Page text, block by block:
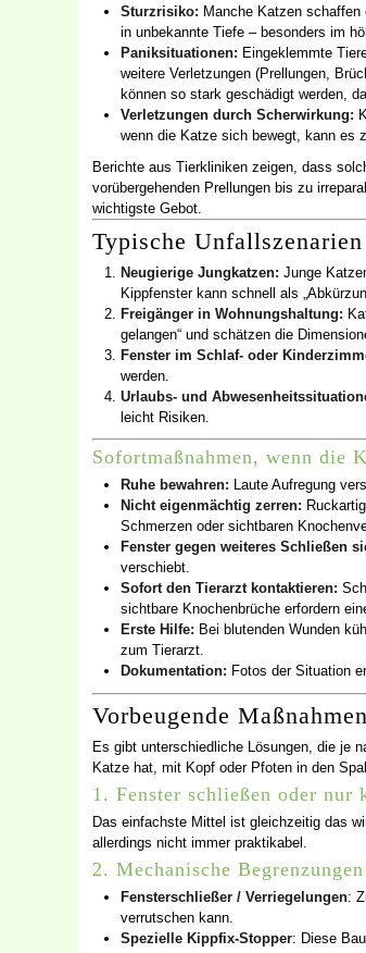
Sturzrisiko: Manche Katzen
in unbekannte Tiefe – besonders im
Paniksituationen: Eingeklemmte
weitere Verletzungen (Prellungen,
können so stark geschädigt werden,
Verletzungen durch Scherwirkung:
wenn die Katze sich bewegt, kann es
Berichte aus Tierkliniken zeigen, dass
vorübergehenden Prellungen bis zu
wichtigste Gebot.
Typische Unfallszenarien
Neugierige Jungkatzen: Junge
Kippfenster kann schnell als
Freigänger in Wohnungshaltung:
gelangen“ und schätzen die
Fenster im Schlaf- oder
werden.
Urlaubs- und
leicht Risiken.
Sofortmaßnahmen, wenn die
Ruhe bewahren: Laute Aufregung
Nicht eigenmächtig zerren:
Schmerzen oder sichtbaren
Fenster gegen weiteres Schließen
verschiebt.
Sofort den Tierarzt kontaktieren:
sichtbare Knochenbrüche erfordern
Erste Hilfe: Bei blutenden Wunden
zum Tierarzt.
Dokumentation: Fotos der Situation
Vorbeugende
Es gibt unterschiedliche Lösungen, die je
Katze hat, mit Kopf oder Pfoten in den
1. Fenster schließen oder nur
Das einfachste Mittel ist gleichzeitig das
allerdings nicht immer praktikabel.
2. Mechanische
Fensterschließer / Verriegelungen:
verrutschen kann.
Spezielle Kippfix-Stopper: Diese